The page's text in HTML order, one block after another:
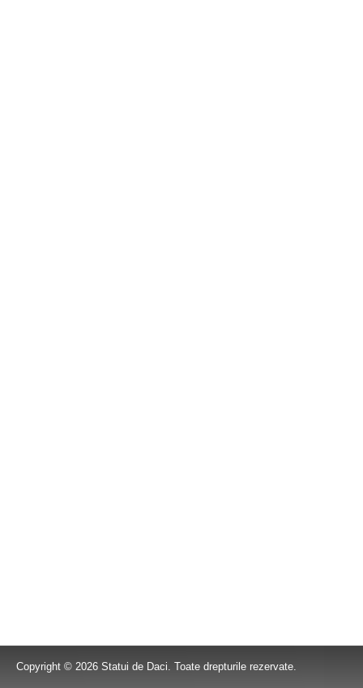
Copyright © 2026 Statui de Daci. Toate drepturile rezervate.